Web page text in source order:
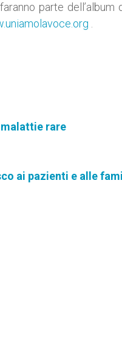
parte dell’album
rare
ai pazienti e alle